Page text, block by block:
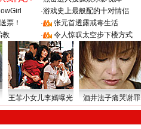
·游戏史上最般配的十对情侣
票！ ·
张元首透露戒毒生活
教 · 令人惊叹太空步下楼方式
王菲小女儿李嫣曝光 酒井法子痛哭谢罪